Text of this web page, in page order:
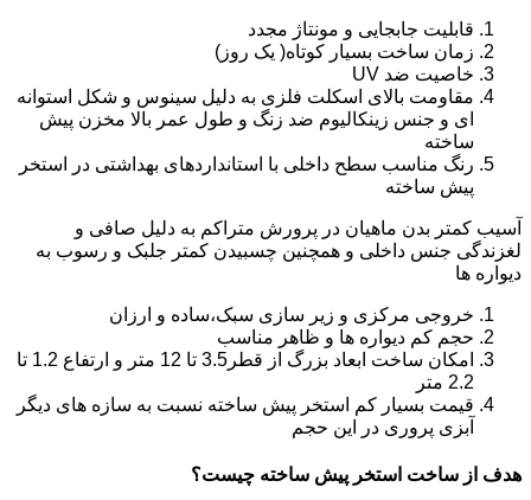
قابلیت جابجایی و مونتاژ مجدد
زمان ساخت بسیار کوتاه( یک روز)
خاصیت ضد UV
مقاومت بالای اسکلت فلزی به دلیل سینوس و شکل استوانه
ای و جنس زینکالیوم ضد زنگ و طول عمر بالا مخزن پیش
ساخته
رنگ مناسب سطح داخلی با استانداردهای بهداشتی در استخر
پیش ساخته
آسیب کمتر بدن ماهیان در پرورش متراکم به دلیل صافی و
لغزندگی جنس داخلی و همچنین چسبیدن کمتر جلبک و رسوب به
دیواره ها
خروجی مرکزی و زیر سازی سبک،ساده و ارزان
حجم کم دیواره ها و ظاهر مناسب
امکان ساخت ابعاد بزرگ از قطر3.5 تا 12 متر و ارتفاع 1.2 تا
2.2 متر
قیمت بسیار کم استخر پیش ساخته نسبت به سازه های دیگر
آبزی پروری در این حجم
هدف از ساخت استخر پیش ساخته چیست؟